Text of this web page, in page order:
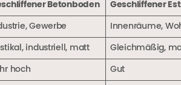
Betonboden Geschliffener
Gewerbe Innenräume,
industriell, matt Gleichmäßig,
hoch Gut